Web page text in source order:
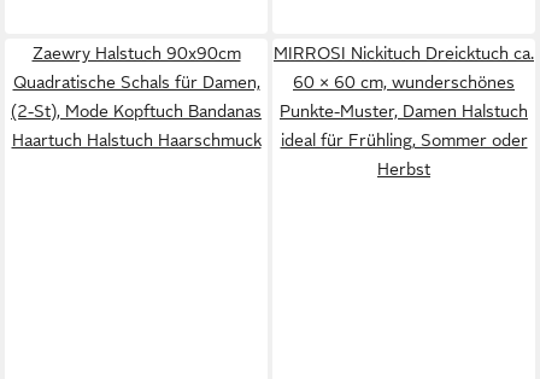
Zaewry Halstuch 90x90cm
Quadratische Schals für Damen,
(2-St), Mode Kopftuch Bandanas
Haartuch Halstuch Haarschmuck
MIRROSI Nickituch Dreicktuch ca.
60 × 60 cm, wunderschönes
Punkte-Muster, Damen Halstuch
ideal für Frühling, Sommer oder
Herbst